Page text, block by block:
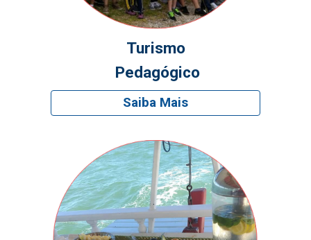
Turismo
Pedagógico
Saiba Mais